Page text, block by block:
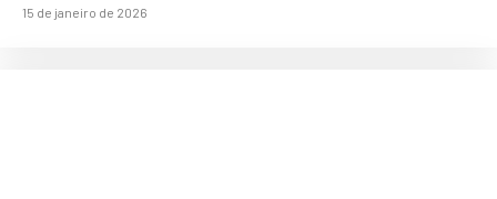
15 de janeiro de 2026